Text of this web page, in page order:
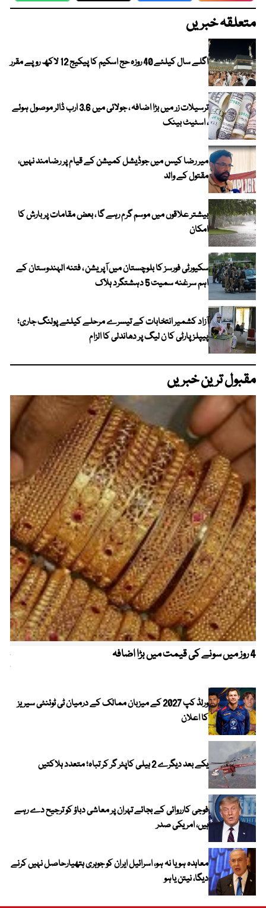
متعلقہ خبریں
اگلے سال کیلئے 40 روزہ حج اسکیم کا پیکیج 12 لاکھ روپے مقرر
ترسیلات زر میں بڑا اضافہ ، جولائی میں 3.6 ارب ڈالر موصول ہوئے
، اسٹیٹ بینک
میر رضا کیس میں جوڈیشل کمیشن کے قیام پر رضامند نہیں،
مقتول کے والد
بیشتر علاقوں میں موسم گرم رہے گا ، بعض مقامات پر بارش کا
امکان
سکیورٹی فورسز کا بلوچستان میں آپریشن ، فتنہ الہندوستان کے
اہم سرغنہ سمیت 5 دہشتگرد ہلاک
آزاد کشمیر انتخابات کے تیسرے مرحلے کیلئے پولنگ جاری؛
پیپلز پارٹی کا ن لیگ پر دھاندلی کا الزام
مقبول ترین خبریں
4 روز میں سونے کی قیمت میں بڑا اضافہ
ورلڈ کپ 2027 کے میزبان ممالک کے درمیان ٹی ٹوئنٹی سیریز
کا اعلان
یکے بعد دیگرے 2 ہیلی کاپٹر گر کر تباہ؛ متعدد ہلاکتیں
فوجی کارروائی کے بجائے تہران پر معاشی دباؤ کو ترجیح دے رہے
ہیں، امریکی صدر
معاہدہ ہو یا نہ ہو، اسرائیل ایران کو جوہری ہتھیارحاصل نہیں کرنے
دیگا، نیتن یاہو